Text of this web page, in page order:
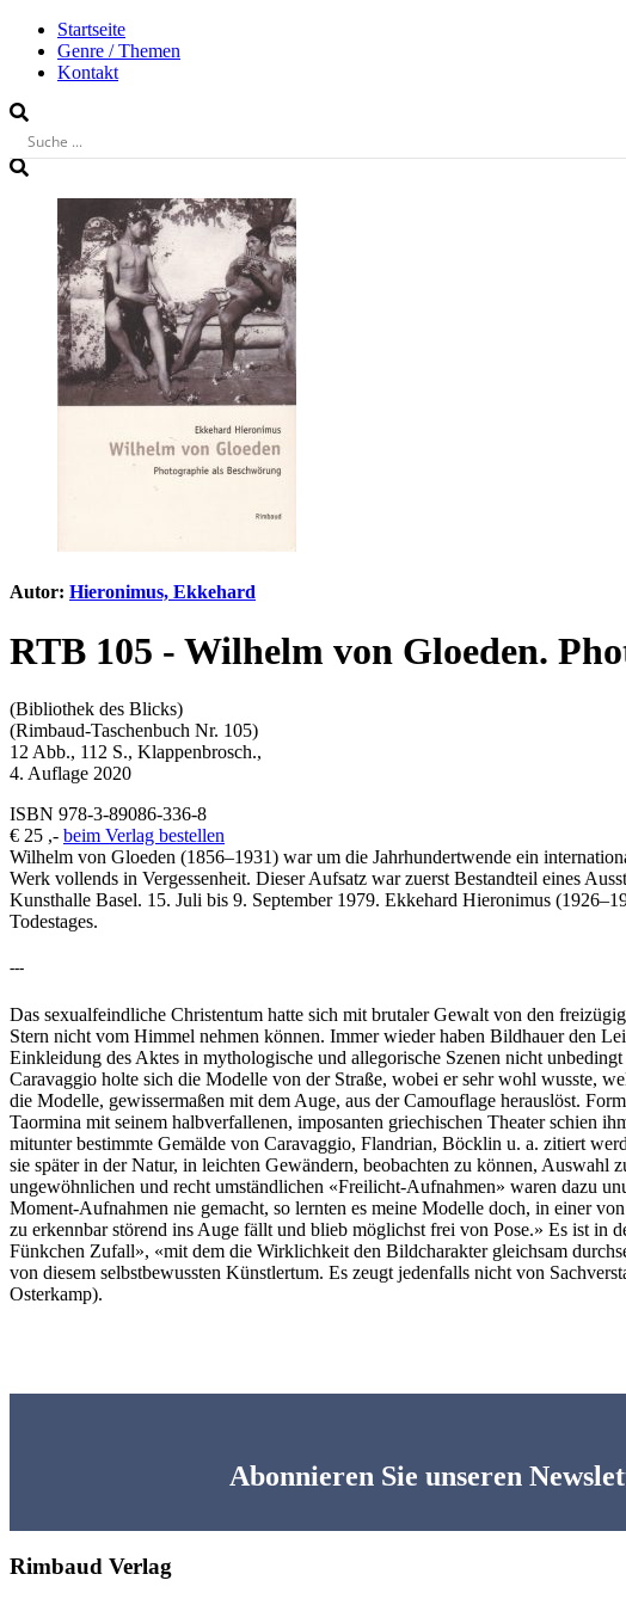
Startseite
Genre / Themen
Kontakt
Autor: Hieronimus, Ekkehard
RTB 105 - Wilhelm von Gloeden.
(Bibliothek des Blicks)
(Rimbaud-Taschenbuch Nr. 105)
12 Abb., 112 S., Klappenbrosch.,
4. Auflage 2020
ISBN 978-3-89086-336-8
€ 25 ,- beim Verlag bestellen
Wilhelm von Gloeden (1856–1931) war um die Jahrhundertwende ein
Werk vollends in Vergessenheit. Dieser Aufsatz war zuerst Bestandteil eines
Kunsthalle Basel. 15. Juli bis 9. September 1979. Ekkehard Hieronimus
Todestages.
---
Das sexualfeindliche Christentum hatte sich mit brutaler Gewalt von den
Stern nicht vom Himmel nehmen können. Immer wieder haben Bildhauer den
Einkleidung des Aktes in mythologische und allegorische Szenen nicht
Caravaggio holte sich die Modelle von der Straße, wobei er sehr wohl wusste,
die Modelle, gewissermaßen mit dem Auge, aus der Camouflage herauslöst.
Taormina mit seinem halbverfallenen, imposanten griechischen Theater schien
mitunter bestimmte Gemälde von Caravaggio, Flandrian, Böcklin u. a. zitiert
sie später in der Natur, in leichten Gewändern, beobachten zu können,
ungewöhnlichen und recht umständlichen «Freilicht-Aufnahmen» waren dazu
Moment-Aufnahmen nie gemacht, so lernten es meine Modelle doch, in einer
zu erkennbar störend ins Auge fällt und blieb möglichst frei von Pose.» Es ist in
Fünkchen Zufall», «mit dem die Wirklichkeit den Bildcharakter gleichsam
von diesem selbstbewussten Künstlertum. Es zeugt jedenfalls nicht von
Osterkamp).
Abonnieren Sie unseren
Rimbaud Verlag